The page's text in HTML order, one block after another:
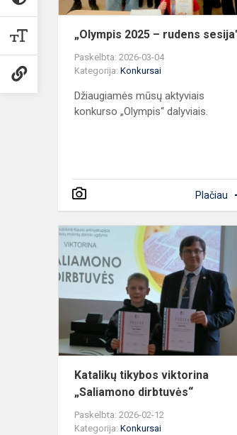
„Olympis 2025 – rudens
Paskelbta: 2026-03-04
Kategorija: Konkursai
Džiaugiamės mūsų aktyviais
konkurso „Olympis“ dalyviais.
Plačiau
Katalikų tikybos viktorina
„Saliamono dirbtuvės“
Paskelbta: 2026-02-12
Kategorija: Konkursai